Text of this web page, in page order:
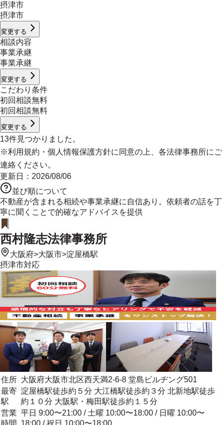
摂津市
摂津市
変更する
相談内容
事業承継
事業承継
変更する
こだわり条件
初回相談無料
初回相談無料
変更する
13件見つかりました。
※利用規約 ・ 個人情報保護方針に同意の上、各法律事務所にご
連絡ください。
更新日： 2026/08/06
並び順について
不動産が含まれる相続や事業承継に自信あり。依頼者の話を丁
寧に聞くことで的確なアドバイスを提供
西村隆志法律事務所
大阪府>大阪市>淀屋橋駅
摂津市対応
住所 大阪府大阪市北区西天満2-6-8 堂島ビルヂング501
最寄
駅
淀屋橋駅徒歩約５分 大江橋駅徒歩約３分 北新地駅徒歩
約１０分 大阪駅・梅田駅徒歩約１５分
営業
時間
平日 9:00〜21:00 / 土曜 10:00〜18:00 / 日曜 10:00〜
18:00 / 祝日 10:00〜18:00